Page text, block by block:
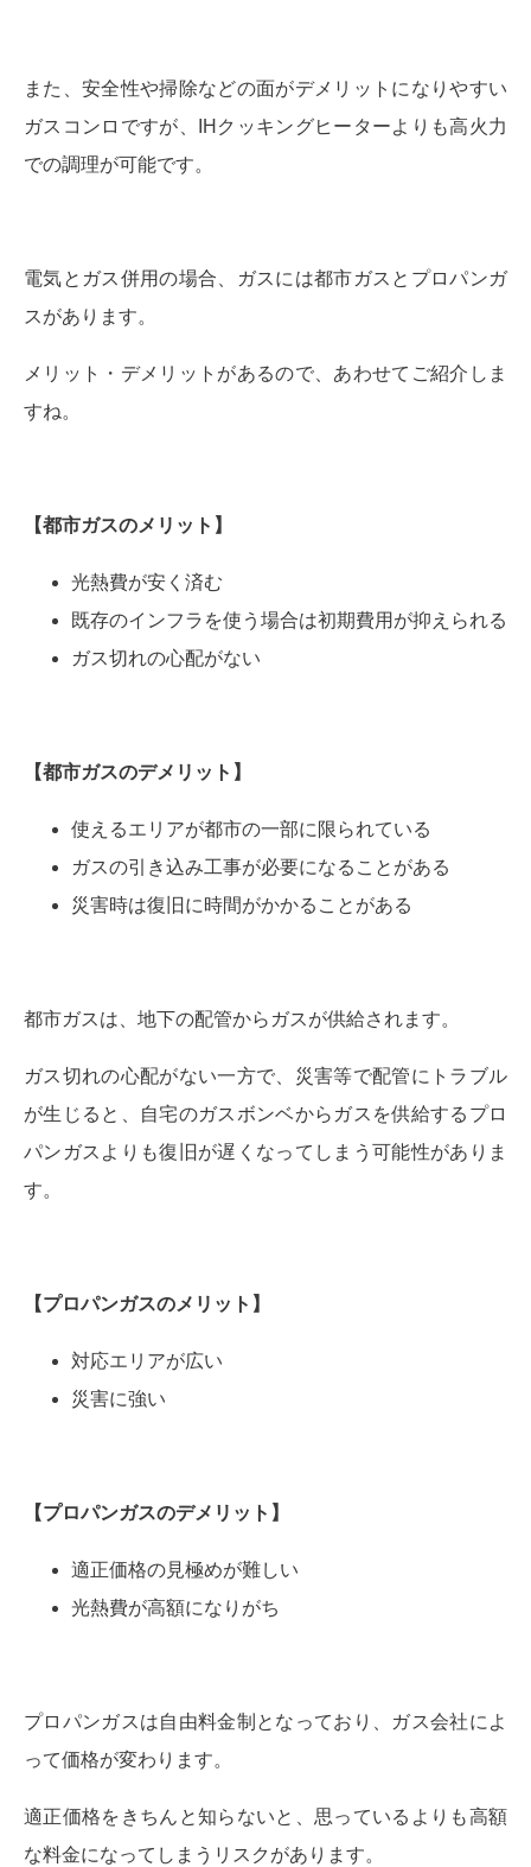
また、安全性や掃除などの面がデメリットになりやすい
ガスコンロですが、IHクッキングヒーターよりも高火力
での調理が可能です。
電気とガス併用の場合、ガスには都市ガスとプロパンガ
スがあります。
メリット・デメリットがあるので、あわせてご紹介しま
すね。
【都市ガスのメリット 】
光熱費が安く済む
既存のインフラを使う場合は初期費用が抑えられる
ガス切れの心配がない
【都市ガスのデメリット 】
使えるエリアが都市の一部に限られている
ガスの引き込み工事が必要になることがある
災害時は復旧に時間がかかることがある
都市ガスは、地下の配管からガスが供給されます。
ガス切れの心配がない一方で、災害等で配管にトラブル
が生じると、自宅のガスボンベからガスを供給するプロ
パンガスよりも復旧が遅くなってしまう可能性がありま
す。
【プロパンガスのメリット 】
対応エリアが広い
災害に強い
【プロパンガスのデメリット 】
適正価格の見極めが難しい
光熱費が高額になりがち
プロパンガスは自由料金制となっており、ガス会社によ
って価格が変わります。
適正価格をきちんと知らないと、思っているよりも高額
な料金になってしまうリスクがあります。